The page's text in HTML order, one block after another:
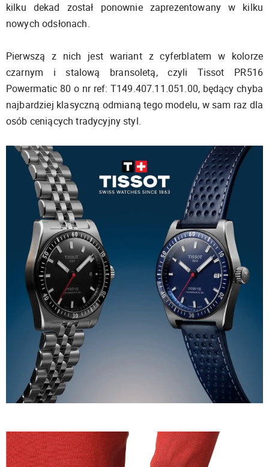
kilku dekad został ponownie zaprezentowany w kilku
nowych odsłonach.
Pierwszą z nich jest wariant z cyferblatem w kolorze
czarnym i stalową bransoletą, czyli Tissot PR516
Powermatic 80 o nr ref: T149.407.11.051.00, będący chyba
najbardziej klasyczną odmianą tego modelu, w sam raz dla
osób ceniących tradycyjny styl.